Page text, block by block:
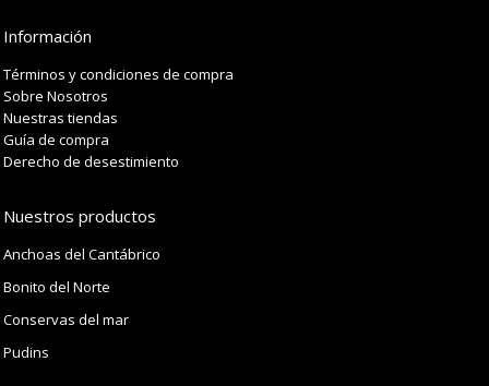
Información
Términos y condiciones de compra
Sobre Nosotros
Nuestras tiendas
Guía de compra
Derecho de desestimiento
Nuestros productos
Anchoas del Cantábrico
Bonito del Norte
Conservas del mar
Pudins